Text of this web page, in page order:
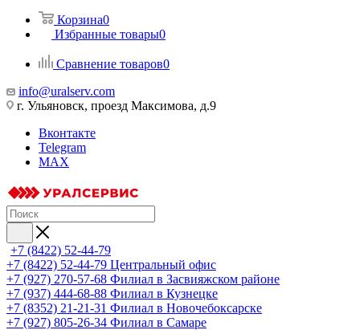
Корзина0
Избранные товары0
Сравнение товаров0
info@uralserv.com
г. Ульяновск, проезд Максимова, д.9
Вконтакте
Telegram
MAX
+7 (8422) 52-44-79
+7 (8422) 52-44-79 Центральный офис
+7 (927) 270-57-68 Филиал в Засвияжском районе
+7 (937) 444-68-88 Филиал в Кузнецке
+7 (8352) 21-21-31 Филиал в Новочебоксарске
+7 (927) 805-26-34 Филиал в Самаре